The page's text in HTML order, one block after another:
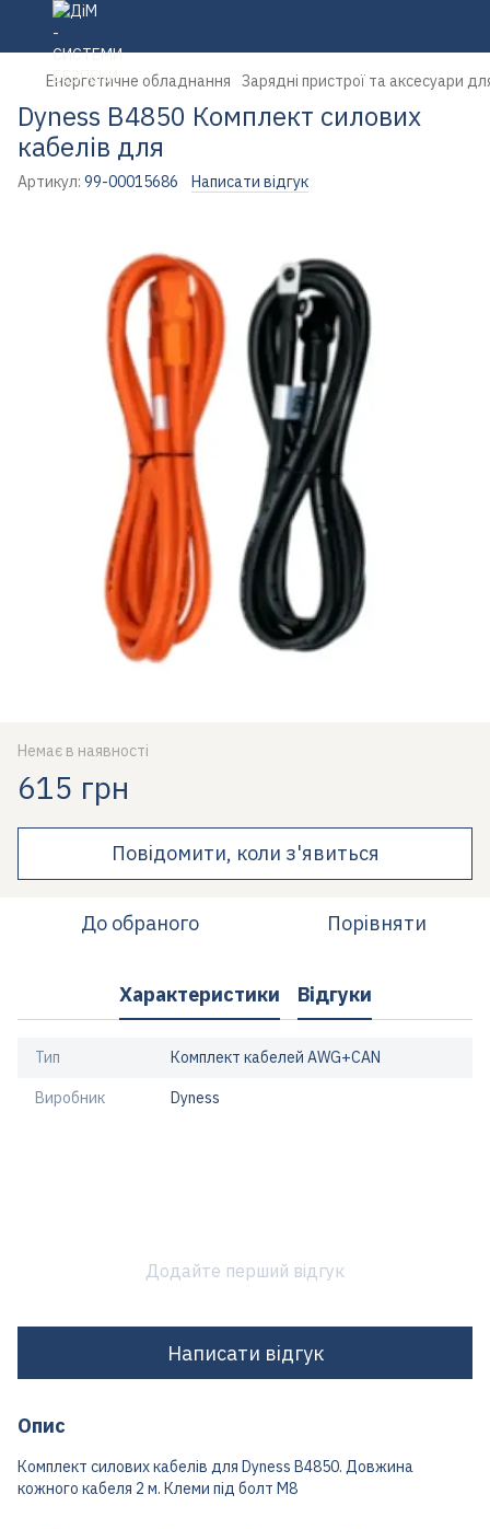
Енергетичне обладнання Зарядні пристрої та аксесуари
Dyness B4850 Комплект силових
кабелів для
Артикул: 99-00015686 Написати відгук
Немає в наявності
615 грн
Повідомити, коли з'явиться
До обраного Порівняти
Характеристики Відгуки
Тип Комплект кабелей AWG+CAN
Виробник Dyness
Додайте перший відгук
Написати відгук
Опис
Комплект силових кабелів для Dyness B4850. Довжина
кожного кабеля 2 м. Клеми під болт М8